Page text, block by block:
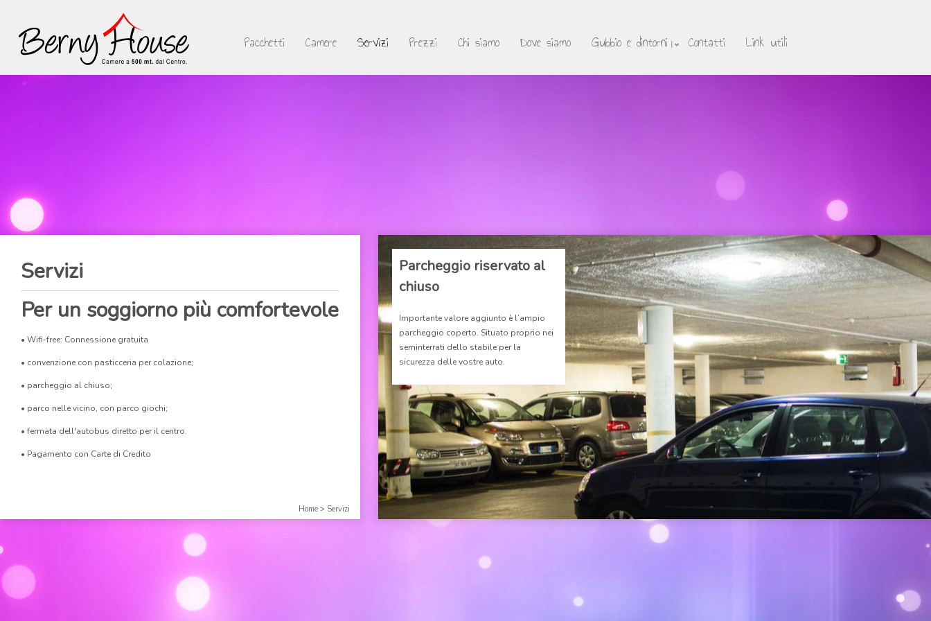
Pacchetti Camere Servizi Prezzi Chi siamo Dove siamo Gubbio e dintorni Contatti Link utili
Servizi
Per un soggiorno più comfortevole
• Wifi-free: Connessione gratuita
• convenzione con pasticceria per colazione;
• parcheggio al chiuso;
• parco nelle vicino, con parco giochi;
• fermata dell'autobus diretto per il centro.
• Pagamento con Carte di Credito
Home > Servizi
Parcheggio riservato al
chiuso
Importante valore aggiunto è l’ampio
parcheggio coperto. Situato proprio nei
seminterrati dello stabile per la
sicurezza delle vostre auto.